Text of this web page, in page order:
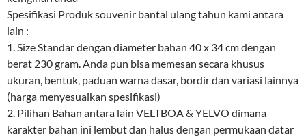
Spesifikasi Produk souvenir bantal ulang tahun kami antara
lain :
1. Size Standar dengan diameter bahan 40 x 34 cm dengan
berat 230 gram. Anda pun bisa memesan secara khusus
ukuran, bentuk, paduan warna dasar, bordir dan variasi lainnya
(harga menyesuaikan spesifikasi)
2. Pilihan Bahan antara lain VELTBOA & YELVO dimana
karakter bahan ini lembut dan halus dengan permukaan datar